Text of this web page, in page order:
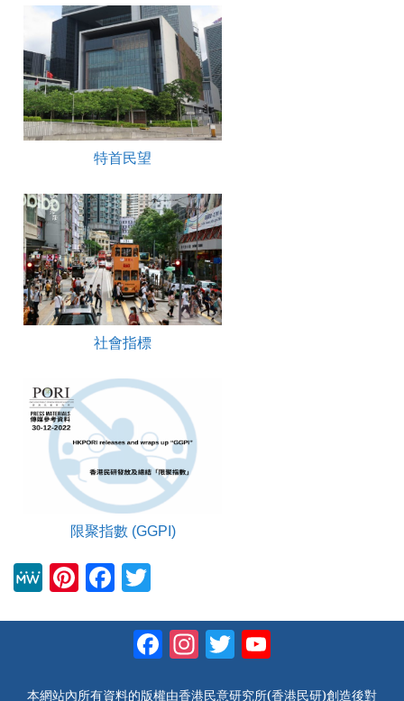
特首民望
社會指標
限聚指數 (GGPI)
M
Pi
st
F
b
tt
er
Facebook
Instagram
Twitter
本網站內所有資料的版權由香港民意研究所(香港民研)創造後對